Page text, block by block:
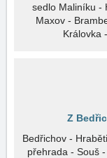
sedlo Maliníku -
Maxov -
Královka
Z
Bedřichov -
přehrada - Souš